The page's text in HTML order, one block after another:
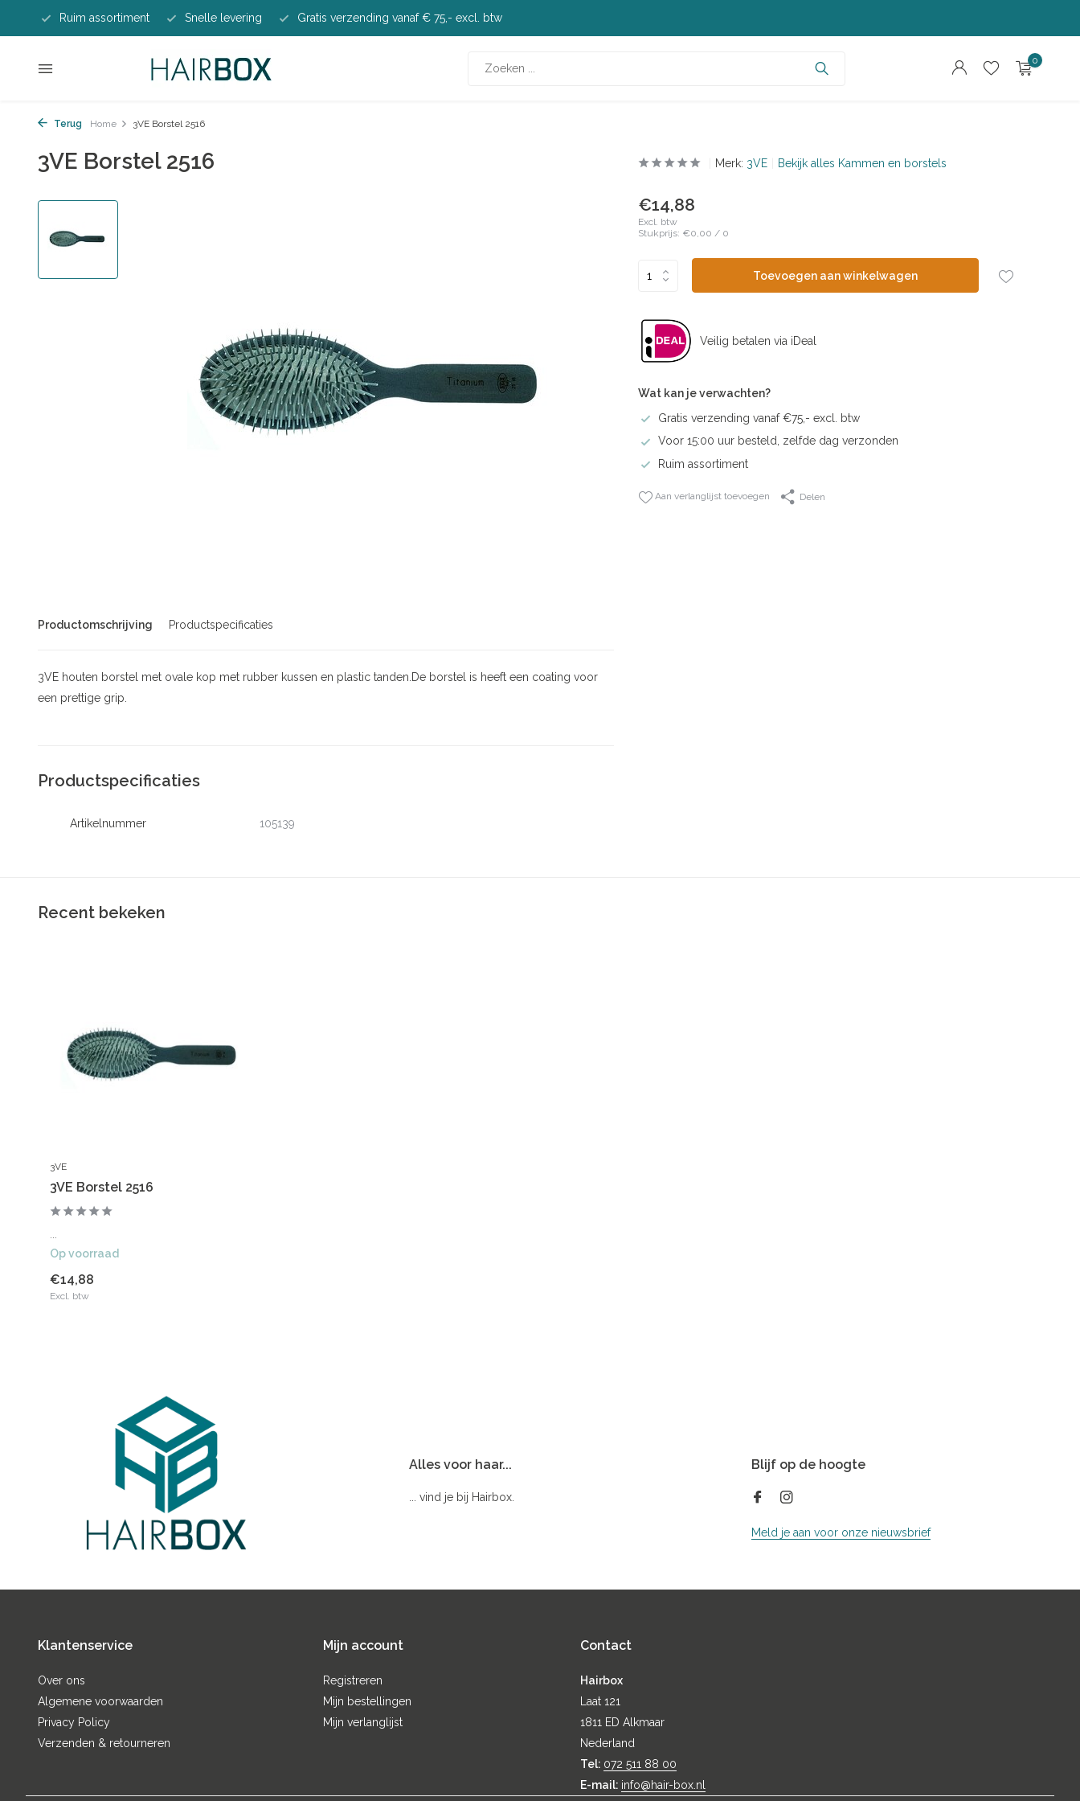
Ruim assortiment Snelle levering Gratis verzending vanaf € 75,- excl. btw
0
Terug Home 3VE Borstel 2516
3VE Borstel 2516
Productomschrijving Productspecificaties
3VE houten borstel met ovale kop met rubber kussen en plastic tanden.De borstel is heeft een coating voor
een prettige grip.
Productspecificaties
Artikelnummer 105139
Merk: 3VE Bekijk alles Kammen en borstels
€14,88
Excl. btw
Stukprijs: €0,00 / 0
Toevoegen aan winkelwagen
Veilig betalen via iDeal
Wat kan je verwachten?
Gratis verzending vanaf €75,- excl. btw
Voor 15:00 uur besteld, zelfde dag verzonden
Ruim assortiment
Aan verlanglijst toevoegen Delen
Recent bekeken
3VE
3VE Borstel 2516
Op voorraad
€14,88
Excl. btw
Alles voor haar...
... vind je bij Hairbox.
Blijf op de hoogte
Meld je aan voor onze nieuwsbrief
Klantenservice
Over ons
Algemene voorwaarden
Privacy Policy
Verzenden & retourneren
Mijn account
Registreren
Mijn bestellingen
Mijn verlanglijst
Contact
Hairbox
Laat 121
1811 ED Alkmaar
Nederland
Tel: 072 511 88 00
E-mail: info@hair-box.nl